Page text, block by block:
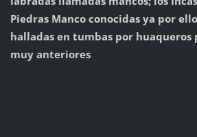
Piedras Manco conocidas ya por
halladas en tumbas por huaqueros
muy anteriores